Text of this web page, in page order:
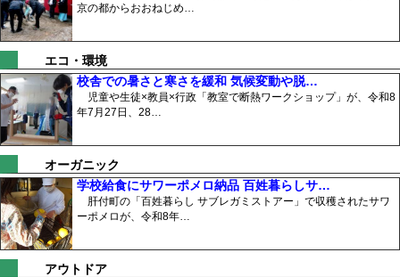
京の都からおおねじめ…
エコ・環境
校舎での暑さと寒さを緩和 気候変動や脱…
児童や生徒×教員×行政「教室で断熱ワークショップ」が、令和8
年7月27日、28…
オーガニック
学校給食にサワーポメロ納品 百姓暮らしサ…
肝付町の「百姓暮らし サブレガミストアー」で収穫されたサワ
ーポメロが、令和8年…
アウトドア